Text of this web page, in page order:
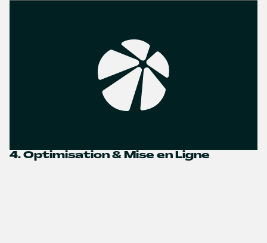
4. Optimisation & Mise en Ligne